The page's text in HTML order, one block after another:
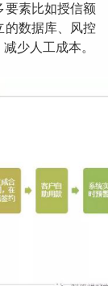
要素比如授信额
的数据库、风控
少人工成本。